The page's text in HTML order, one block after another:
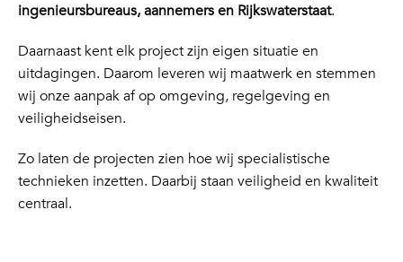
ingenieursbureaus, aannemers en Rijkswaterstaat.
Daarnaast kent elk project zijn eigen situatie en
uitdagingen. Daarom leveren wij maatwerk en stemmen
wij onze aanpak af op omgeving, regelgeving en
veiligheidseisen.
Zo laten de projecten zien hoe wij specialistische
technieken inzetten. Daarbij staan veiligheid en kwaliteit
centraal.